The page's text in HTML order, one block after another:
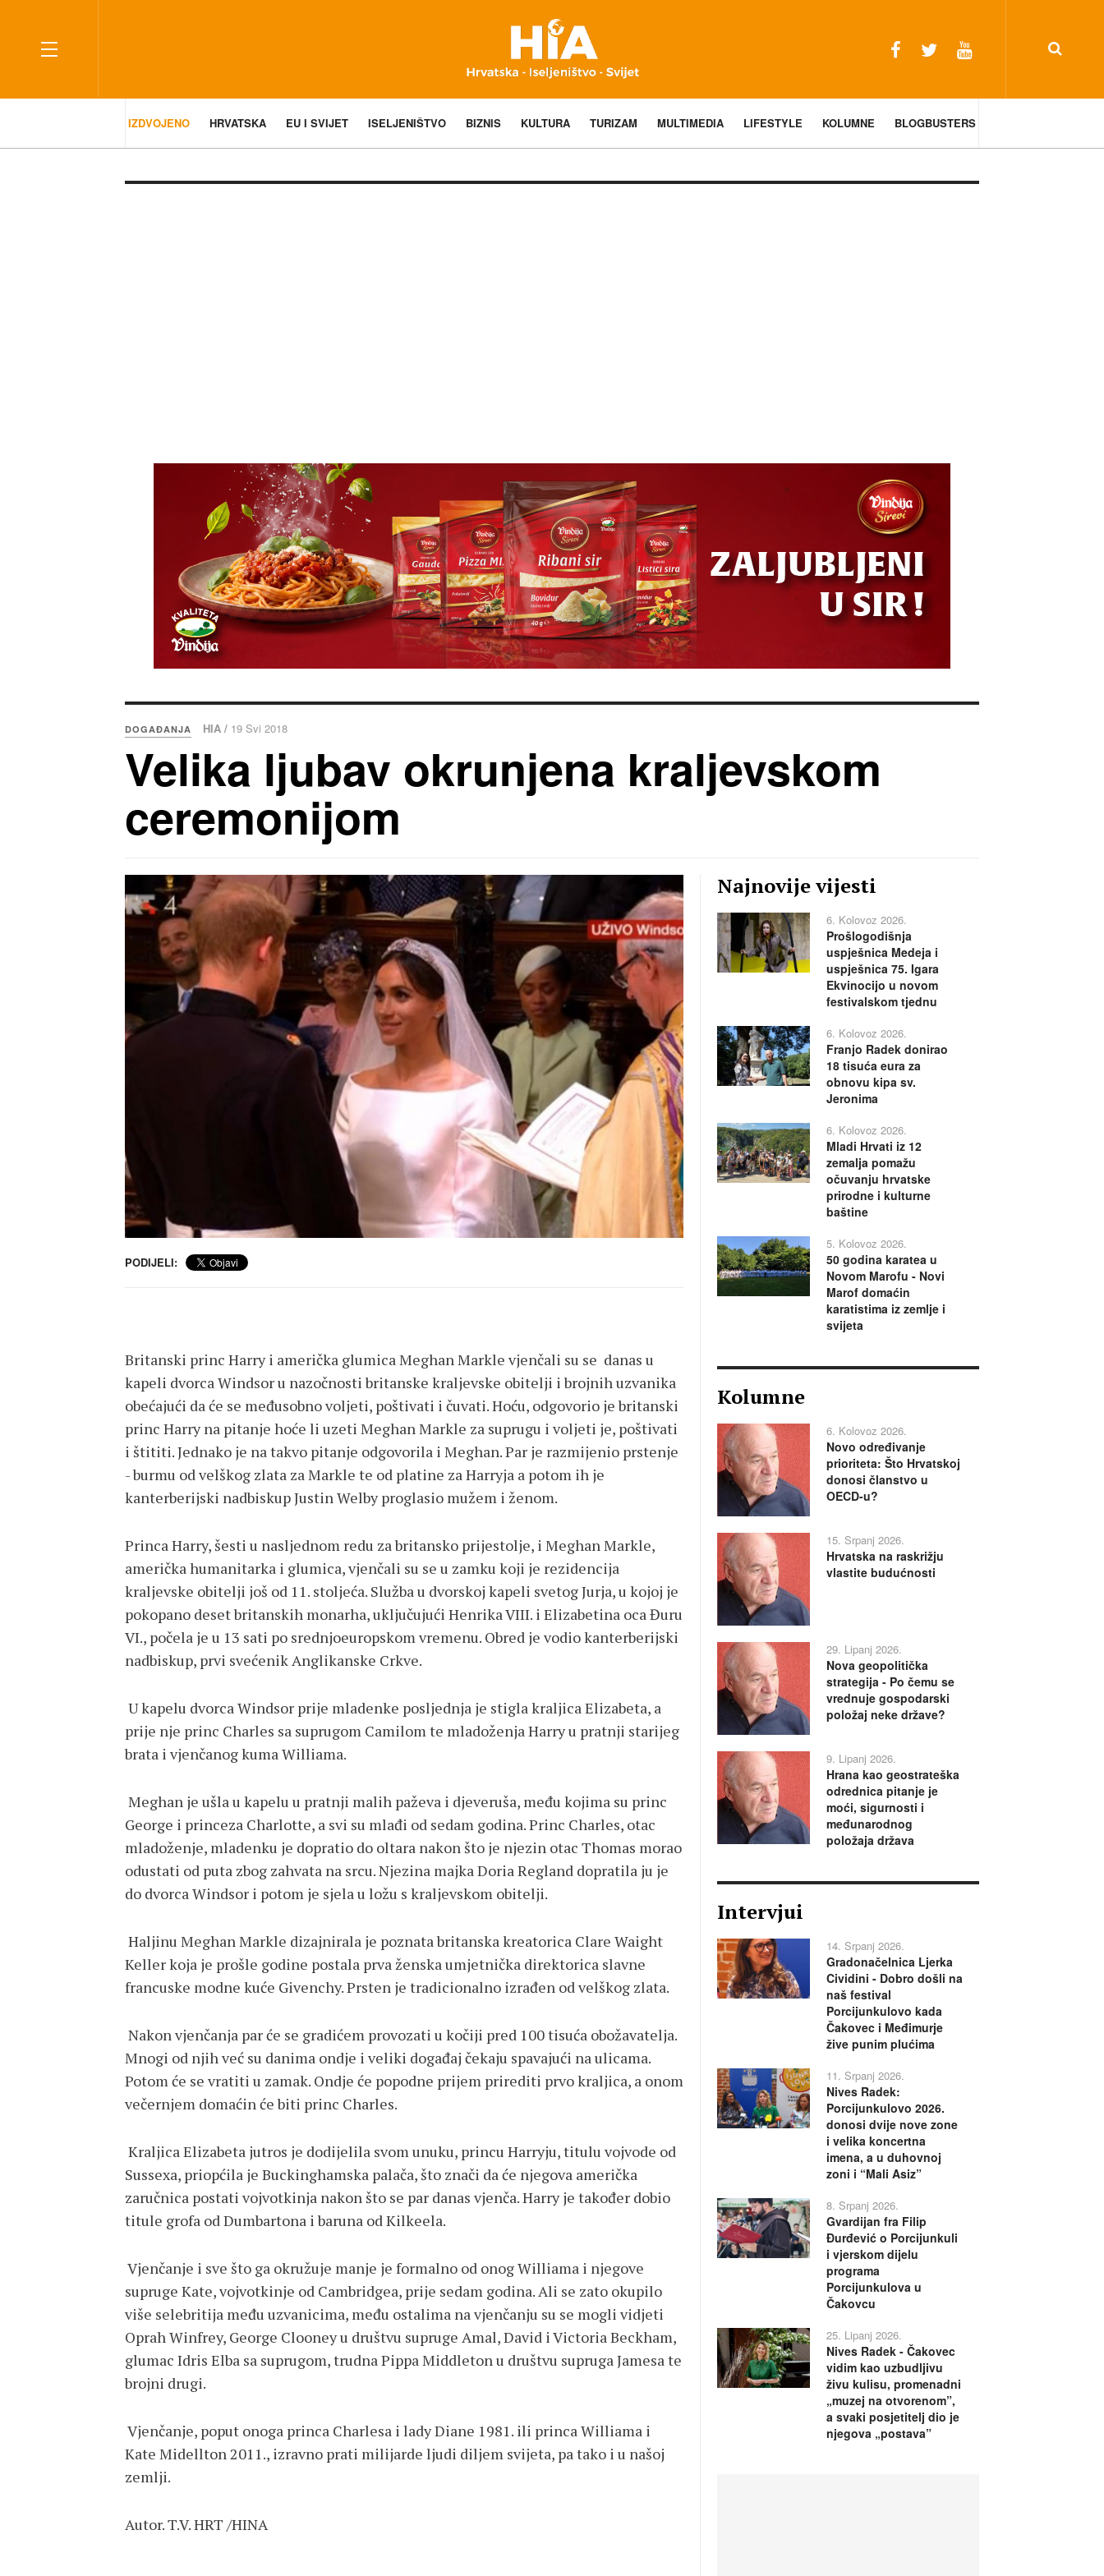
IZDVOJENO HRVATSKA EU I SVIJET ISELJENIŠTVO BIZNIS KULTURA TURIZAM MULTIMEDIA LIFESTYLE KOLUMNE BLOGBUSTERS
DOGAĐANJA HIA / 19 Svi 2018
Velika ljubav okrunjena kraljevskom
ceremonijom
PODIJELI:
Britanski princ Harry i američka glumica Meghan Markle vjenčali su se danas u
kapeli dvorca Windsor u nazočnosti britanske kraljevske obitelji i brojnih uzvanika
obećajući da će se međusobno voljeti, poštivati i čuvati. Hoću, odgovorio je britanski
princ Harry na pitanje hoće li uzeti Meghan Markle za suprugu i voljeti je, poštivati
i štititi. Jednako je na takvo pitanje odgovorila i Meghan. Par je razmijenio prstenje
- burmu od velškog zlata za Markle te od platine za Harryja a potom ih je
kanterberijski nadbiskup Justin Welby proglasio mužem i ženom.
Princa Harry, šesti u nasljednom redu za britansko prijestolje, i Meghan Markle,
američka humanitarka i glumica, vjenčali su se u zamku koji je rezidencija
kraljevske obitelji još od 11. stoljeća. Služba u dvorskoj kapeli svetog Jurja, u kojoj je
pokopano deset britanskih monarha, uključujući Henrika VIII. i Elizabetina oca Đuru
VI., počela je u 13 sati po srednjoeuropskom vremenu. Obred je vodio kanterberijski
nadbiskup, prvi svećenik Anglikanske Crkve.
U kapelu dvorca Windsor prije mladenke posljednja je stigla kraljica Elizabeta, a
prije nje princ Charles sa suprugom Camilom te mladoženja Harry u pratnji starijeg
brata i vjenčanog kuma Williama.
Meghan je ušla u kapelu u pratnji malih paževa i djeveruša, među kojima su princ
George i princeza Charlotte, a svi su mlađi od sedam godina. Princ Charles, otac
mladoženje, mladenku je dopratio do oltara nakon što je njezin otac Thomas morao
odustati od puta zbog zahvata na srcu. Njezina majka Doria Regland dopratila ju je
do dvorca Windsor i potom je sjela u ložu s kraljevskom obitelji.
Haljinu Meghan Markle dizajnirala je poznata britanska kreatorica Clare Waight
Keller koja je prošle godine postala prva ženska umjetnička direktorica slavne
francuske modne kuće Givenchy. Prsten je tradicionalno izrađen od velškog zlata.
Nakon vjenčanja par će se gradićem provozati u kočiji pred 100 tisuća obožavatelja.
Mnogi od njih već su danima ondje i veliki događaj čekaju spavajući na ulicama.
Potom će se vratiti u zamak. Ondje će popodne prijem prirediti prvo kraljica, a onom
večernjem domaćin će biti princ Charles.
Kraljica Elizabeta jutros je dodijelila svom unuku, princu Harryju, titulu vojvode od
Sussexa, priopćila je Buckinghamska palača, što znači da će njegova američka
zaručnica postati vojvotkinja nakon što se par danas vjenča. Harry je također dobio
titule grofa od Dumbartona i baruna od Kilkeela.
Vjenčanje i sve što ga okružuje manje je formalno od onog Williama i njegove
supruge Kate, vojvotkinje od Cambridgea, prije sedam godina. Ali se zato okupilo
više selebritija među uzvanicima, među ostalima na vjenčanju su se mogli vidjeti
Oprah Winfrey, George Clooney u društvu supruge Amal, David i Victoria Beckham,
glumac Idris Elba sa suprugom, trudna Pippa Middleton u društvu supruga Jamesa te
brojni drugi.
Vjenčanje, poput onoga princa Charlesa i lady Diane 1981. ili princa Williama i
Kate Midellton 2011., izravno prati milijarde ljudi diljem svijeta, pa tako i u našoj
zemlji.
Autor. T.V. HRT /HINA
Najnovije vijesti
6. Kolovoz 2026.
Prošlogodišnja
uspješnica Medeja i
uspješnica 75. Igara
Ekvinocijo u novom
festivalskom tjednu
6. Kolovoz 2026.
Franjo Radek donirao
18 tisuća eura za
obnovu kipa sv.
Jeronima
6. Kolovoz 2026.
Mladi Hrvati iz 12
zemalja pomažu
očuvanju hrvatske
prirodne i kulturne
baštine
5. Kolovoz 2026.
50 godina karatea u
Novom Marofu - Novi
Marof domaćin
karatistima iz zemlje i
svijeta
Kolumne
6. Kolovoz 2026.
Novo određivanje
prioriteta: Što Hrvatskoj
donosi članstvo u
OECD-u?
15. Srpanj 2026.
Hrvatska na raskrižju
vlastite budućnosti
29. Lipanj 2026.
Nova geopolitička
strategija - Po čemu se
vrednuje gospodarski
položaj neke države?
9. Lipanj 2026.
Hrana kao geostrateška
odrednica pitanje je
moći, sigurnosti i
međunarodnog
položaja država
Intervjui
14. Srpanj 2026.
Gradonačelnica Ljerka
Cividini - Dobro došli na
naš festival
Porcijunkulovo kada
Čakovec i Međimurje
žive punim plućima
11. Srpanj 2026.
Nives Radek:
Porcijunkulovo 2026.
donosi dvije nove zone
i velika koncertna
imena, a u duhovnoj
zoni i “Mali Asiz”
8. Srpanj 2026.
Gvardijan fra Filip
Đurđević o Porcijunkuli
i vjerskom dijelu
programa
Porcijunkulova u
Čakovcu
25. Lipanj 2026.
Nives Radek - Čakovec
vidim kao uzbudljivu
živu kulisu, promenadni
„muzej na otvorenom”,
a svaki posjetitelj dio je
njegova „postava”